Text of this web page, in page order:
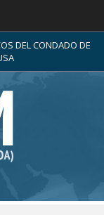
DEL CONDADO DE